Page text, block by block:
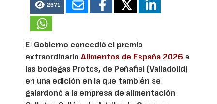
2671
El Gobierno concedió el premio
extraordinarioAlimentos de España 2026 a
las bodegas Protos, de Peñafiel (Valladolid)
en una edición en la que también se
galardonó a la empresa de alimentación